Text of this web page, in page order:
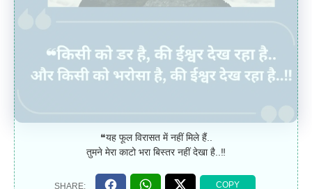
❝यह फूल विरासत में नहीं मिले हैं..
तुमने मेरा काटो भरा बिस्तर नहीं देखा है..‼